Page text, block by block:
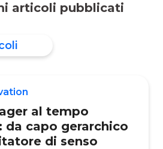
articoli pubblicati
al tempo
da capo gerarchico
di senso